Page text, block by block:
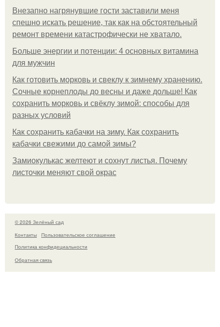
Внезапно нагрянувшие гости заставили меня
спешно искать решение, так как на обстоятельный
ремонт времени катастрофически не хватало.
Больше энергии и потенции: 4 основных витамина
для мужчин
Как готовить морковь и свеклу к зимнему хранению.
Сочные корнеплоды до весны и даже дольше! Как
сохранить морковь и свёклу зимой: способы для
разных условий
Как сохранить кабачки на зиму. Как сохранить
кабачки свежими до самой зимы?
Замиокулькас желтеют и сохнут листья. Почему
листочки меняют свой окрас
© 2026 Зелёный сад
Контакты
Пользовательское соглашение
Политика конфидециальности
Обратная связь